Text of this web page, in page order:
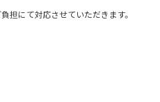
にて対応させていただきます。